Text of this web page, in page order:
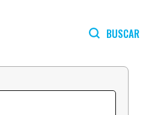
BUSCAR